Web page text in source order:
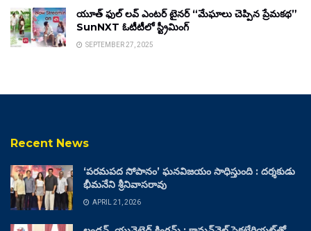
యూత్ ఫుల్ లవ్ ఎంటర్ టైనర్ “మేఘాలు చెప్పిన ప్రేమకథ”
SunNXT ఓటీటీలో స్ట్రీమింగ్
SEPTEMBER 27, 2025
Recent News
‘పరమపద సోపానం’ ఘనవిజయం సాధిస్తుంది : దర్శకుడు
భీమనేని శ్రీనివాసరావు
APRIL 21, 2026